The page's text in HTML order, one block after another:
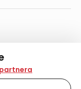
i slične
informacija na
iskustvo,